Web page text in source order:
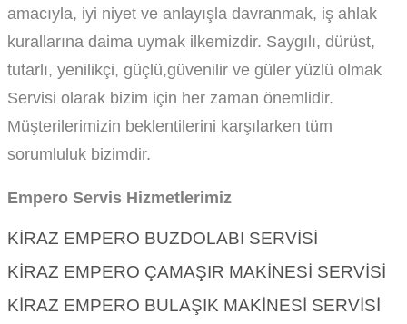
amacıyla, iyi niyet ve anlayışla davranmak, iş ahlak
kurallarına daima uymak ilkemizdir. Saygılı, dürüst,
tutarlı, yenilikçi, güçlü,güvenilir ve güler yüzlü olmak
Servisi olarak bizim için her zaman önemlidir.
Müşterilerimizin beklentilerini karşılarken tüm
sorumluluk bizimdir.
Empero Servis Hizmetlerimiz
KIRAZ EMPERO BUZDOLABI SERVISI
KIRAZ EMPERO ÇAMAŞIR MAKINESI SERVISI
KIRAZ EMPERO BULAŞIK MAKINESI SERVISI